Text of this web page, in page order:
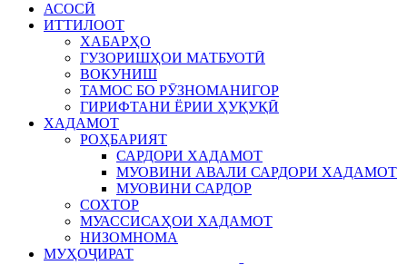
АСОСӢ
ИТТИЛООТ
ХАБАРҲО
ГУЗОРИШҲОИ МАТБУОТӢ
ВОКУНИШ
ТАМОС БО РӮЗНОМАНИГОР
ГИРИФТАНИ ЁРИИ ҲУҚУҚӢ
ХАДАМОТ
РОҲБАРИЯТ
САРДОРИ ХАДАМОТ
МУОВИНИ АВАЛИ САРДОРИ ХАДАМОТ
МУОВИНИ САРДОР
СОХТОР
МУАССИСАҲОИ ХАДАМОТ
НИЗОМНОМА
МУҲОҶИРАТ